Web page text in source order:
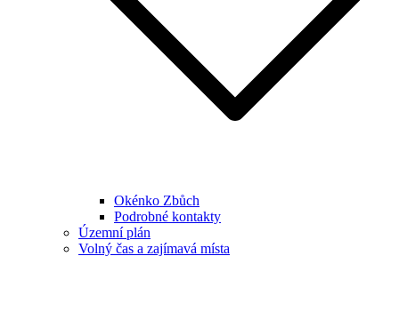
Okénko Zbůch
Podrobné kontakty
Územní plán
Volný čas a zajímavá místa